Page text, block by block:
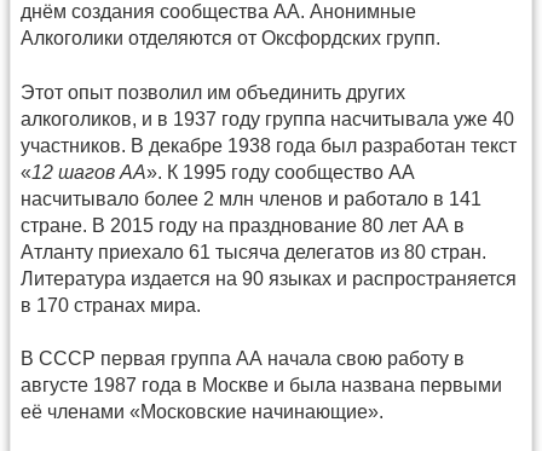
днём создания сообщества АА. Анонимные
Алкоголики отделяются от Оксфордских групп.
Этот опыт позволил им объединить других
алкоголиков, и в 1937 году группа насчитывала уже 40
участников. В декабре 1938 года был разработан текст
«12 шагов АА». К 1995 году сообщество АА
насчитывало более 2 млн членов и работало в 141
стране. В 2015 году на празднование 80 лет АА в
Атланту приехало 61 тысяча делегатов из 80 стран.
Литература издается на 90 языках и распространяется
в 170 странах мира.
В СССР первая группа АА начала свою работу в
августе 1987 года в Москве и была названа первыми
её членами «Московские начинающие».